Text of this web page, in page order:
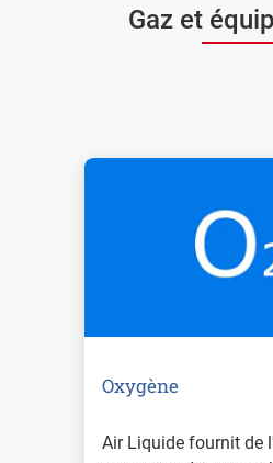
Gaz et
Oxygène
Air Liquide fournit de